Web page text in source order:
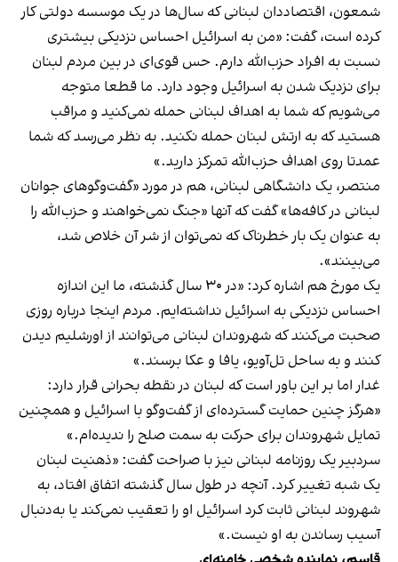
شمعون، اقتصاددان لبنانی که سال‌ها در یک موسسه دولتی کار
کرده است، گفت: «من به اسرائیل احساس نزدیکی بیشتری
نسبت به افراد حزب‌الله دارم. حس قوی‌ای در بین مردم لبنان
برای نزدیک شدن به اسرائیل وجود دارد. ما قطعا متوجه
می‌شویم که شما به اهداف لبنانی حمله نمی‌کنید و مراقب
هستید که به ارتش لبنان حمله نکنید. به نظر می‌رسد که شما
عمدتا روی اهداف حزب‌الله تمرکز دارید.»
منتصر، یک دانشگاهی لبنانی، هم در مورد «گفت‌و‌گو‌های جوانان
لبنانی در کافه‌ها» گفت که آنها «جنگ نمی‌خواهند و حزب‌الله را
به عنوان یک بار خطرناک که نمی‌توان از شر آن خلاص شد،
می‌بینند».
یک مورخ هم اشاره کرد: «در ۳۰ سال گذشته، ما این اندازه
احساس نزدیکی به اسرائیل نداشته‌ایم. مردم اینجا درباره روزی
صحبت می‌کنند که شهروندان لبنانی می‌توانند از اورشلیم دیدن
کنند و به ساحل تل‌آویو، یافا و عکا برسند.»
غدار اما بر این باور است که لبنان در نقطه بحرانی قرار دارد:
«هرگز چنین حمایت گسترده‌ای از گفت‌وگو با اسرائیل و همچنین
تمایل شهروندان برای حرکت به سمت صلح را ندیده‌ام.»
سردبیر یک روزنامه لبنانی نیز با صراحت گفت: «ذهنیت لبنان
یک شبه تغییر کرد. آنچه در طول سال گذشته اتفاق افتاد، به
شهروند لبنانی ثابت کرد اسرائیل او را تعقیب نمی‌کند یا به‌دنبال
آسیب رساندن به او نیست.»